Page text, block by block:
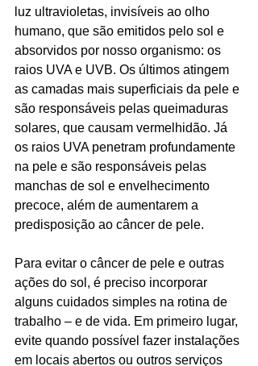
luz ultravioletas, invisíveis ao olho
humano, que são emitidos pelo sol e
absorvidos por nosso organismo: os
raios UVA e UVB. Os últimos atingem
as camadas mais superficiais da pele e
são responsáveis pelas queimaduras
solares, que causam vermelhidão. Já
os raios UVA penetram profundamente
na pele e são responsáveis pelas
manchas de sol e envelhecimento
precoce, além de aumentarem a
predisposição ao câncer de pele.
Para evitar o câncer de pele e outras
ações do sol, é preciso incorporar
alguns cuidados simples na rotina de
trabalho – e de vida. Em primeiro lugar,
evite quando possível fazer instalações
em locais abertos ou outros serviços